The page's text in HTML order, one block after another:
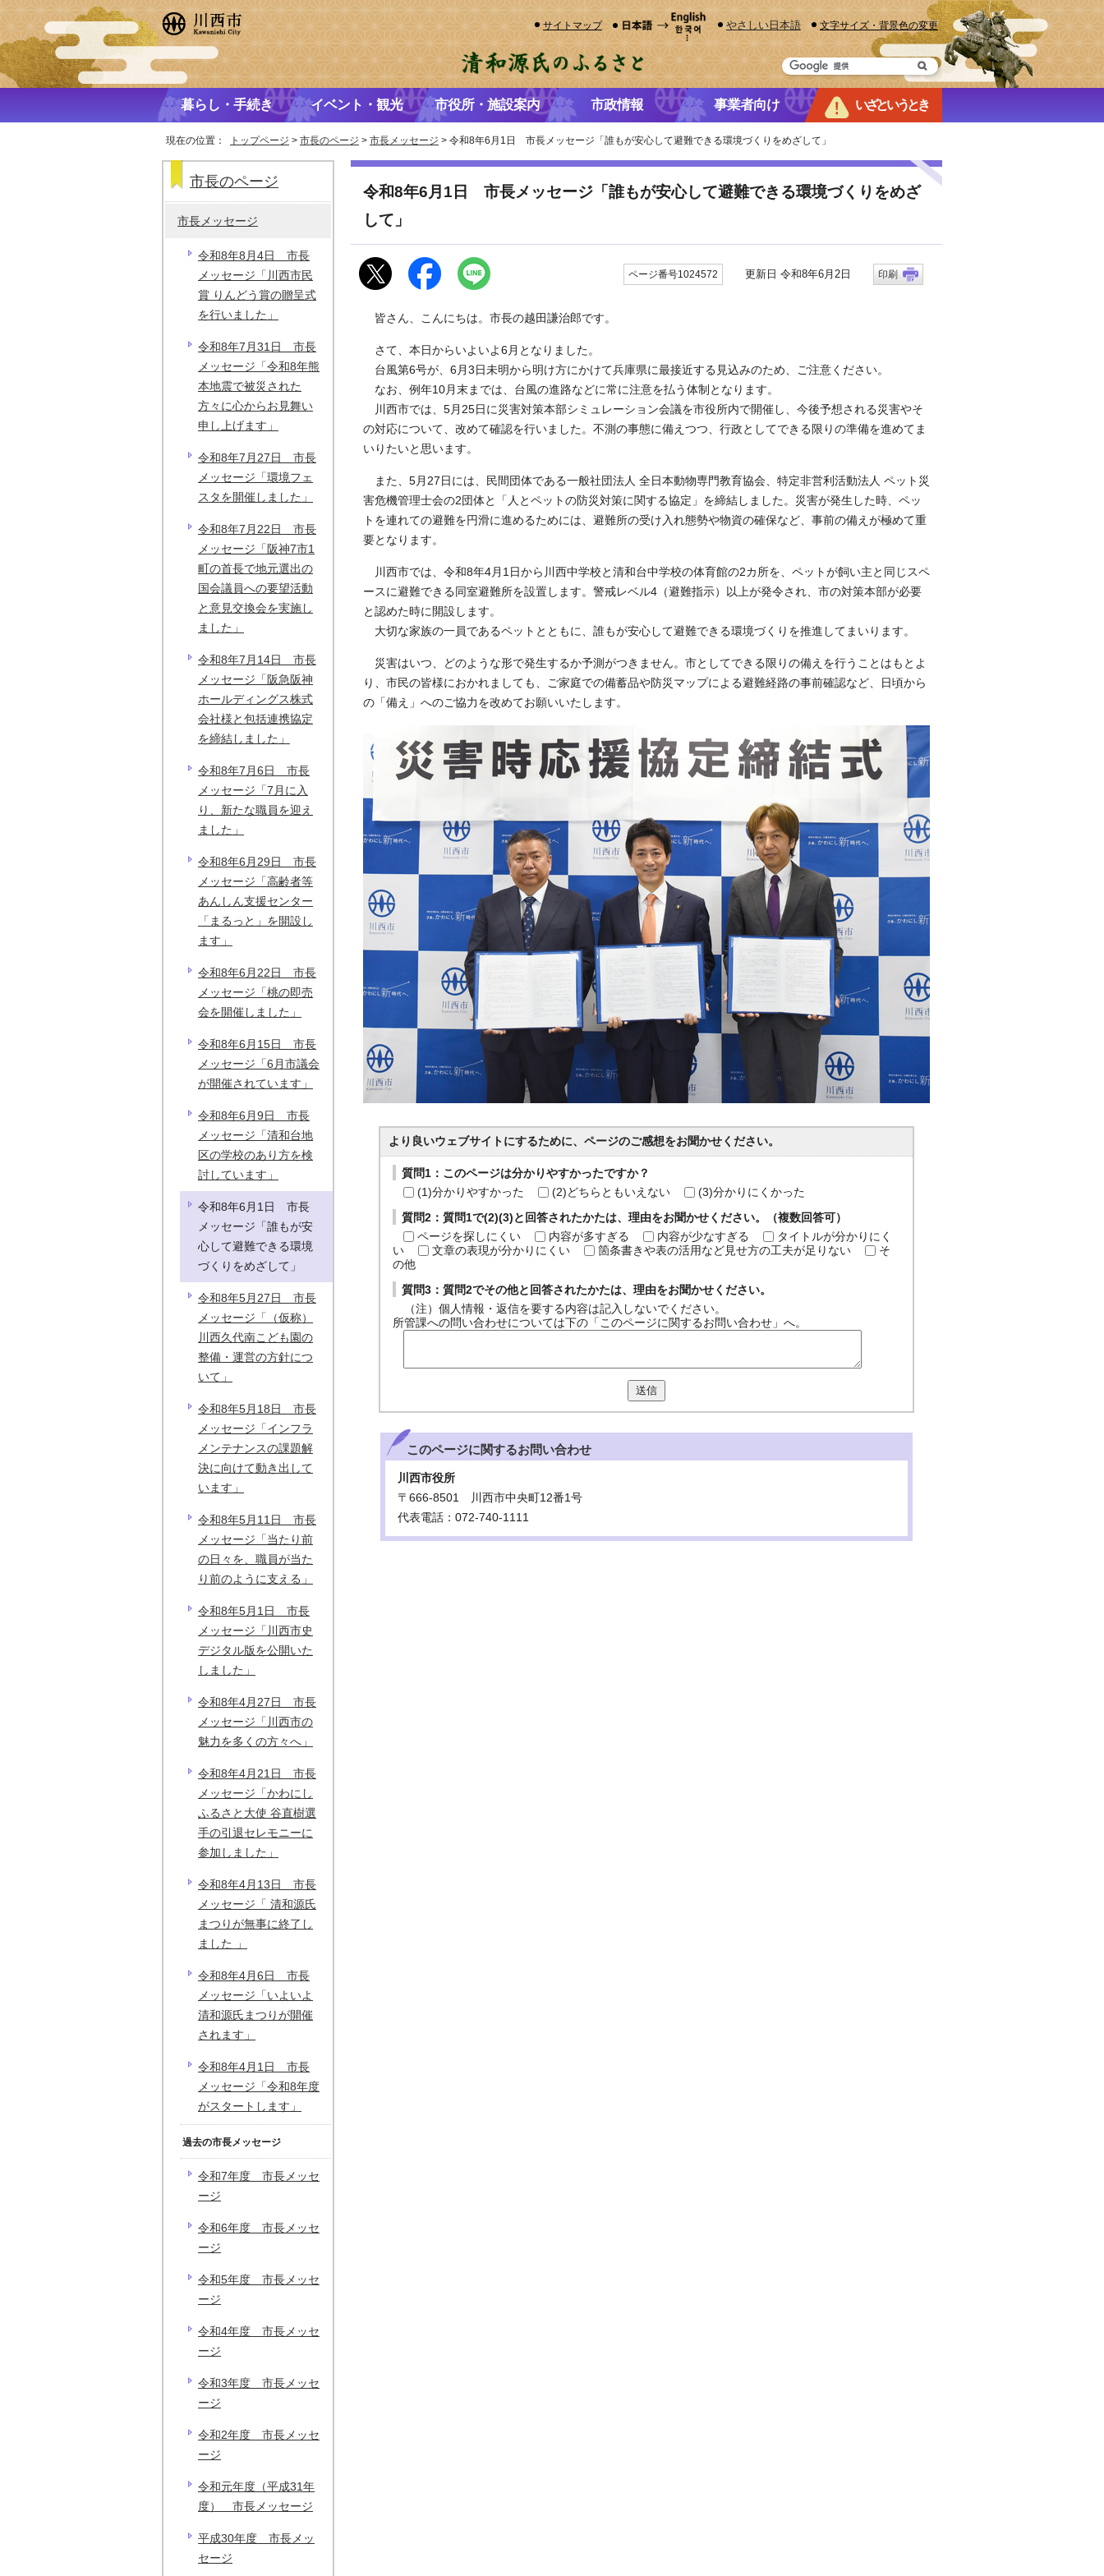
サイトマップ やさしい日本語 文字サイズ・背景色の変更
暮らし・手続き イベント・観光 市役所・施設案内 市政情報 事業者向け いざというとき
現在の位置： トップページ > 市長のページ > 市長メッセージ > 令和8年6月1日 市長メッセージ「誰もが安心して避難できる環境づくりをめざして」
令和8年6月1日 市長メッセージ「誰もが安心して避難できる環境づくりをめざ
して」
ページ番号1024572 更新日 令和8年6月2日 印刷
皆さん、こんにちは。市長の越田謙治郎です。
さて、本日からいよいよ6月となりました。
台風第6号が、6月3日未明から明け方にかけて兵庫県に最接近する見込みのため、ご注意ください。
なお、例年10月末までは、台風の進路などに常に注意を払う体制となります。
川西市では、5月25日に災害対策本部シミュレーション会議を市役所内で開催し、今後予想される災害やそ
の対応について、改めて確認を行いました。不測の事態に備えつつ、行政としてできる限りの準備を進めてま
いりたいと思います。
また、5月27日には、民間団体である一般社団法人 全日本動物専門教育協会、特定非営利活動法人 ペット災
害危機管理士会の2団体と「人とペットの防災対策に関する協定」を締結しました。災害が発生した時、ペッ
トを連れての避難を円滑に進めるためには、避難所の受け入れ態勢や物資の確保など、事前の備えが極めて重
要となります。
川西市では、令和8年4月1日から川西中学校と清和台中学校の体育館の2カ所を、ペットが飼い主と同じスペ
ースに避難できる同室避難所を設置します。警戒レベル4（避難指示）以上が発令され、市の対策本部が必要
と認めた時に開設します。
大切な家族の一員であるペットとともに、誰もが安心して避難できる環境づくりを推進してまいります。
災害はいつ、どのような形で発生するか予測がつきません。市としてできる限りの備えを行うことはもとよ
り、市民の皆様におかれましても、ご家庭での備蓄品や防災マップによる避難経路の事前確認など、日頃から
の「備え」へのご協力を改めてお願いいたします。
より良いウェブサイトにするために、ページのご感想をお聞かせください。
質問1：このページは分かりやすかったですか？
(1)分かりやすかった
(2)どちらともいえない (3)分かりにくかった
質問2：質問1で(2)(3)と回答されたかたは、理由をお聞かせください。（複数回答可）
ページを探しにくい
内容が多すぎる 内容が少なすぎる
タイトルが分かりにく
い
文章の表現が分かりにくい 箇条書きや表の活用など見せ方の工夫が足りない
そ
の他
質問3：質問2でその他と回答されたかたは、理由をお聞かせください。
（注）個人情報・返信を要する内容は記入しないでください。
所管課への問い合わせについては下の「このページに関するお問い合わせ」へ。
送信
このページに関するお問い合わせ
川西市役所
〒666-8501 川西市中央町12番1号
代表電話：072-740-1111
市長のページ
市長メッセージ
令和8年8月4日 市長
メッセージ「川西市民
賞 りんどう賞の贈呈式
を行いました」
令和8年7月31日 市長
メッセージ「令和8年熊
本地震で被災された
方々に心からお見舞い
申し上げます」
令和8年7月27日 市長
メッセージ「環境フェ
スタを開催しました」
令和8年7月22日 市長
メッセージ「阪神7市1
町の首長で地元選出の
国会議員への要望活動
と意見交換会を実施し
ました」
令和8年7月14日 市長
メッセージ「阪急阪神
ホールディングス株式
会社様と包括連携協定
を締結しました」
令和8年7月6日 市長
メッセージ「7月に入
り、新たな職員を迎え
ました」
令和8年6月29日 市長
メッセージ「高齢者等
あんしん支援センター
「まるっと」を開設し
ます」
令和8年6月22日 市長
メッセージ「桃の即売
会を開催しました」
令和8年6月15日 市長
メッセージ「6月市議会
が開催されています」
令和8年6月9日 市長
メッセージ「清和台地
区の学校のあり方を検
討しています」
令和8年6月1日 市長
メッセージ「誰もが安
心して避難できる環境
づくりをめざして」
令和8年5月27日 市長
メッセージ「（仮称）
川西久代南こども園の
整備・運営の方針につ
いて」
令和8年5月18日 市長
メッセージ「インフラ
メンテナンスの課題解
決に向けて動き出して
います」
令和8年5月11日 市長
メッセージ「当たり前
の日々を、職員が当た
り前のように支える」
令和8年5月1日 市長
メッセージ「川西市史
デジタル版を公開いた
しました」
令和8年4月27日 市長
メッセージ「川西市の
魅力を多くの方々へ」
令和8年4月21日 市長
メッセージ「かわにし
ふるさと大使 谷直樹選
手の引退セレモニーに
参加しました」
令和8年4月13日 市長
メッセージ「 清和源氏
まつりが無事に終了し
ました 」
令和8年4月6日 市長
メッセージ「いよいよ
清和源氏まつりが開催
されます」
令和8年4月1日 市長
メッセージ「令和8年度
がスタートします」
過去の市長メッセージ
令和7年度 市長メッセ
ージ
令和6年度 市長メッセ
ージ
令和5年度 市長メッセ
ージ
令和4年度 市長メッセ
ージ
令和3年度 市長メッセ
ージ
令和2年度 市長メッセ
ージ
令和元年度（平成31年
度） 市長メッセージ
平成30年度 市長メッ
セージ